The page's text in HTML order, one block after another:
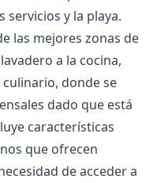
servicios y la playa.
las mejores zonas de
a la cocina,
donde se
dado que está
características
que ofrecen
de acceder a